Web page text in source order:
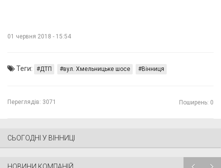
01 червня 2018 - 15:54
Теги: ДТП вул. Хмельницьке шосе Вінниця
Переглядів: 3071 Поширень: 0
СЬОГОДНІ У ВІННИЦІ
НОВИНИ КОМПАНІЙ